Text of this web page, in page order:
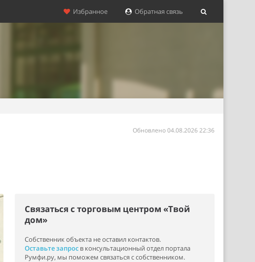
Избранное Обратная связь
Обновлено 04.08.2026 22:36
Связаться с торговым центром «Твой
дом»
Собственник объекта не оставил контактов.
Оставьте запросв консультационный отдел портала
Румфи.ру, мы поможем связаться с собственником.